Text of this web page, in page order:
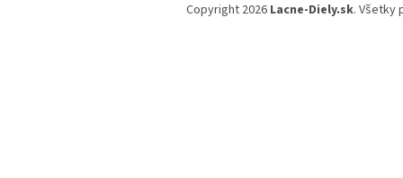
Copyright 2026 Lacne-Diely.sk. Všetky